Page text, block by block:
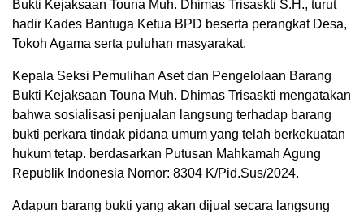
Bukti Kejaksaan Touna Muh. Dhimas Trisaskti S.H., turut
hadir Kades Bantuga Ketua BPD beserta perangkat Desa,
Tokoh Agama serta puluhan masyarakat.
Kepala Seksi Pemulihan Aset dan Pengelolaan Barang
Bukti Kejaksaan Touna Muh. Dhimas Trisaskti mengatakan
bahwa sosialisasi penjualan langsung terhadap barang
bukti perkara tindak pidana umum yang telah berkekuatan
hukum tetap. berdasarkan Putusan Mahkamah Agung
Republik Indonesia Nomor: 8304 K/Pid.Sus/2024.
Adapun barang bukti yang akan dijual secara langsung